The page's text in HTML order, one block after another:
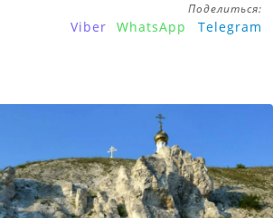
Поделиться:
Viber WhatsApp Telegram